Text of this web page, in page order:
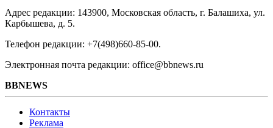
Адрес редакции: 143900, Московская область, г. Балашиха, ул.
Карбышева, д. 5.
Телефон редакции: +7(498)660-85-00.
Электронная почта редакции: office@bbnews.ru
BBNEWS
Контакты
Реклама